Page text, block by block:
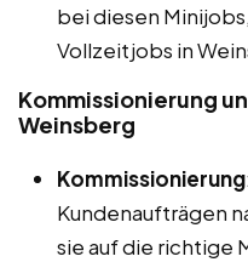
bei diesen
Vollzeitjobs in
Kommissionierung
Weinsberg
Kommissionierung
Kundenaufträgen
sie auf die richtige